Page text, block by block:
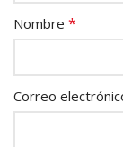
Nombre *
Correo